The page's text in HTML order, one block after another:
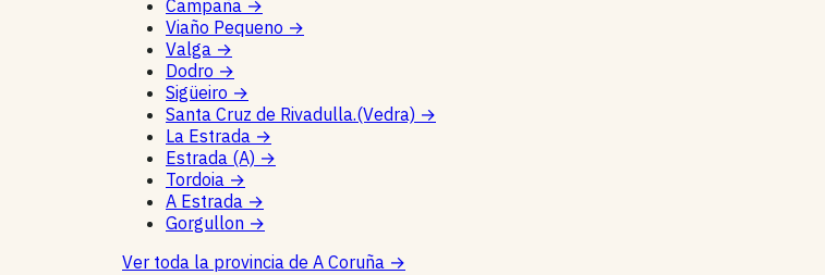
Campaña →
Viaño Pequeno →
Valga →
Dodro →
Sigüeiro →
Santa Cruz de Rivadulla.(Vedra) →
La Estrada →
Estrada (A) →
Tordoia →
A Estrada →
Gorgullon →
Ver toda la provincia de A Coruña →